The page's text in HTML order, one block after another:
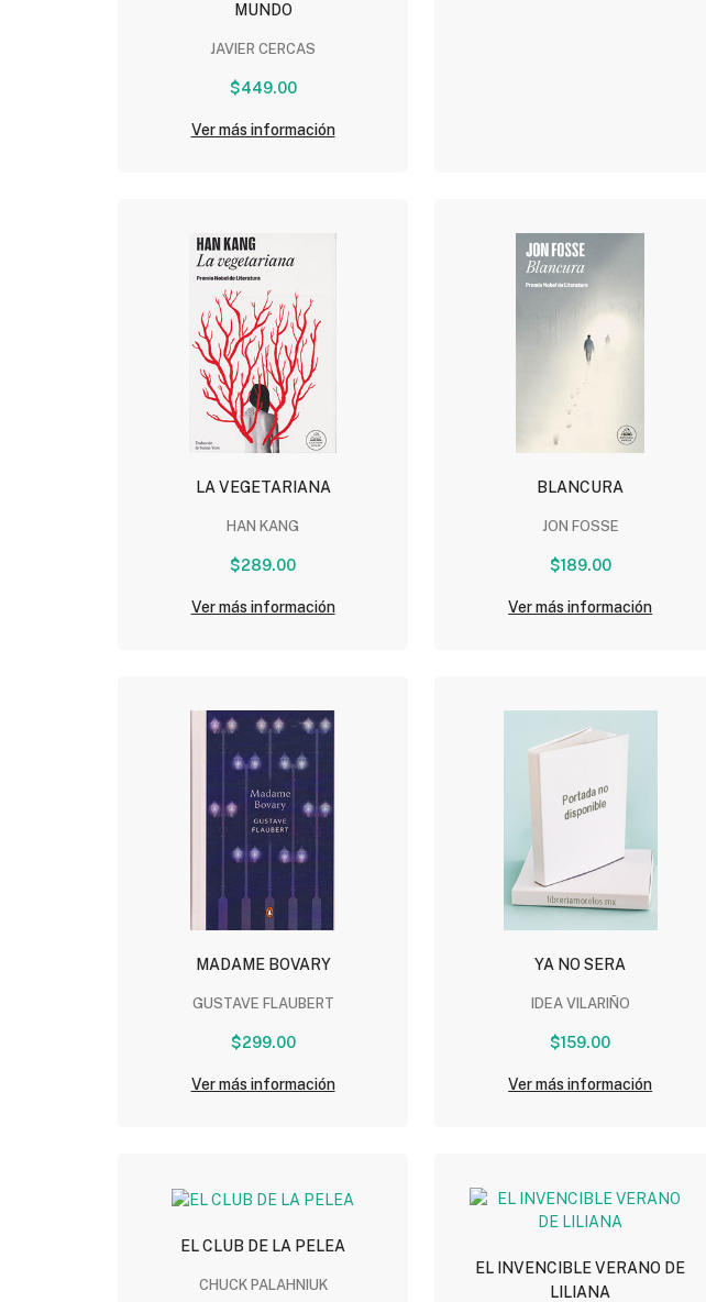
MUNDO
JAVIER CERCAS
$449.00
Ver más información
LA VEGETARIANA
HAN KANG
$289.00
Ver más información
BLANCURA
JON FOSSE
$189.00
Ver más información
MADAME BOVARY
GUSTAVE FLAUBERT
$299.00
Ver más información
YA NO SERA
IDEA VILARIÑO
$159.00
Ver más información
EL CLUB DE LA PELEA
CHUCK PALAHNIUK
EL INVENCIBLE VERANO DE
LILIANA